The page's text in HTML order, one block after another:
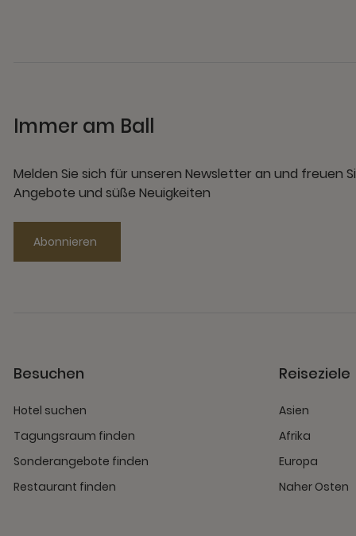
Immer am Ball
Melden Sie sich für unseren Newsletter an und freuen
Angebote und süße Neuigkeiten
Abonnieren
Besuchen
Hotel suchen
Tagungsraum finden
Sonderangebote finden
Restaurant finden
Reiseziele
Asien
Afrika
Europa
Naher Osten